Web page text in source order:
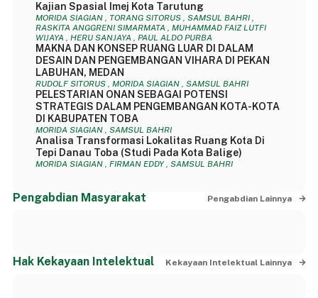
Kajian Spasial Imej Kota Tarutung
MORIDA SIAGIAN , TORANG SITORUS , SAMSUL BAHRI ,
RASKITA ANGGRENI SIMARMATA , MUHAMMAD FAIZ LUTFI
WIJAYA , HERU SANJAYA , PAUL ALDO PURBA
MAKNA DAN KONSEP RUANG LUAR DI DALAM
DESAIN DAN PENGEMBANGAN VIHARA DI PEKAN
LABUHAN, MEDAN
RUDOLF SITORUS , MORIDA SIAGIAN , SAMSUL BAHRI
PELESTARIAN ONAN SEBAGAI POTENSI
STRATEGIS DALAM PENGEMBANGAN KOTA-KOTA
DI KABUPATEN TOBA
MORIDA SIAGIAN , SAMSUL BAHRI
Analisa Transformasi Lokalitas Ruang Kota Di
Tepi Danau Toba (Studi Pada Kota Balige)
MORIDA SIAGIAN , FIRMAN EDDY , SAMSUL BAHRI
Pengabdian Masyarakat Pengabdian Lainnya
Hak Kekayaan Intelektual Kekayaan Intelektual Lainnya